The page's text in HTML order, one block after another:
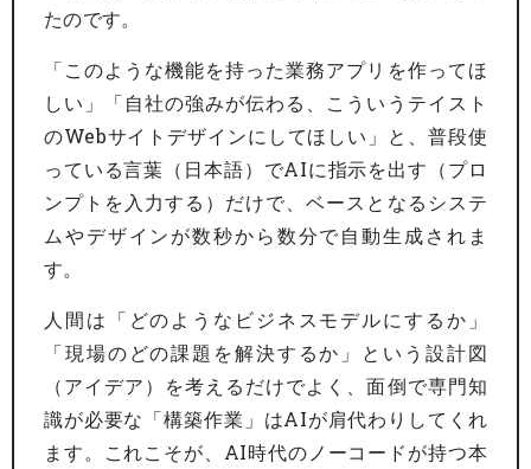
たのです。
「このような機能を持った業務アプリを作ってほ
しい」「自社の強みが伝わる、こういうテイスト
のWebサイトデザインにしてほしい」と、普段使
っている言葉（日本語）でAIに指示を出す（プロ
ンプトを入力する）だけで、ベースとなるシステ
ムやデザインが数秒から数分で自動生成されま
す。
人間は「どのようなビジネスモデルにするか」
「現場のどの課題を解決するか」という設計図
（アイデア）を考えるだけでよく、面倒で専門知
識が必要な「構築作業」はAIが肩代わりしてくれ
ます。これこそが、AI時代のノーコードが持つ本